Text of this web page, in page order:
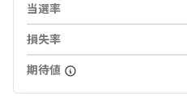
当選率
損失率
期待値